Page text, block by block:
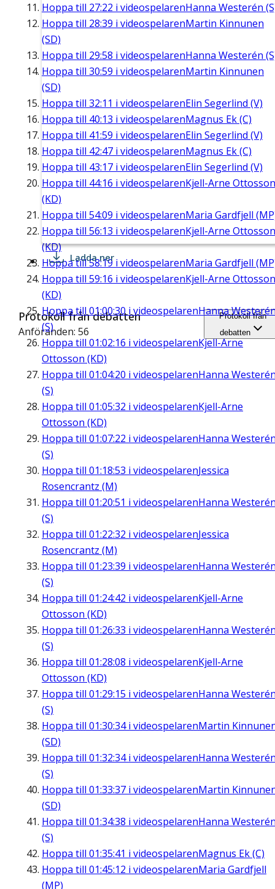
Hoppa till 27:22 i videospelarenHanna Westerén
Hoppa till 28:39 i videospelarenMartin Kinnunen
(SD)
Hoppa till 29:58 i videospelarenHanna Westerén
Hoppa till 30:59 i videospelarenMartin Kinnunen
(SD)
Hoppa till 32:11 i videospelarenElin Segerlind (V)
Hoppa till 40:13 i videospelarenMagnus Ek (C)
Hoppa till 41:59 i videospelarenElin Segerlind (V)
Hoppa till 42:47 i videospelarenMagnus Ek (C)
Hoppa till 43:17 i videospelarenElin Segerlind (V)
Hoppa till 44:16 i videospelarenKjell-Arne Ottosson
(KD)
Hoppa till 54:09 i videospelarenMaria Gardfjell
Hoppa till 56:13 i videospelarenKjell-Arne Ottosson
(KD)
Hoppa till58:19 i videospelarenMaria Gardfjell
Hoppa till 59:16 i videospelarenKjell-Arne Ottosson
(KD)
Hoppa till 01:00:30 i videospelarenHanna
(S)
Hoppa till 01:02:16 i videospelarenKjell-Arne
Ottosson (KD)
Hoppa till 01:04:20 i videospelarenHanna
(S)
Hoppa till 01:05:32 i videospelarenKjell-Arne
Ottosson (KD)
Hoppa till 01:07:22 i videospelarenHanna
(S)
Hoppa till 01:18:53 i videospelarenJessica
Rosencrantz (M)
Hoppa till 01:20:51 i videospelarenHanna
(S)
Hoppa till 01:22:32 i videospelarenJessica
Rosencrantz (M)
Hoppa till 01:23:39 i videospelarenHanna
(S)
Hoppa till 01:24:42 i videospelarenKjell-Arne
Ottosson (KD)
Hoppa till 01:26:33 i videospelarenHanna
(S)
Hoppa till 01:28:08 i videospelarenKjell-Arne
Ottosson (KD)
Hoppa till 01:29:15 i videospelarenHanna
(S)
Hoppa till 01:30:34i videospelarenMartin
(SD)
Hoppa till 01:32:34i videospelarenHanna
(S)
Hoppa till 01:33:37 i videospelarenMartin
(SD)
Hoppa till 01:34:38 i videospelarenHanna
(S)
Hoppa till 01:35:41 i videospelarenMagnus Ek (C)
Hoppa till 01:45:12 i videospelarenMaria Gardfjell
(MP)
Ladda ner
Protokoll från debatten
Anföranden: 56
Protokoll från
debatten